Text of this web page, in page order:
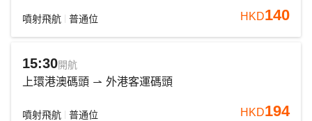
噴射飛航 普通位 HKD140
15:30開航
上環港澳碼頭 外港客運碼頭
噴射飛航 普通位 HKD194